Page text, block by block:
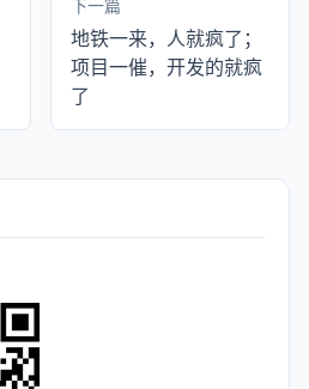
下一篇
地铁一来，人就疯了；
项目一催，开发的就疯
了